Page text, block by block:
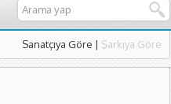
Sanatçıya Göre | Şarkıya Göre